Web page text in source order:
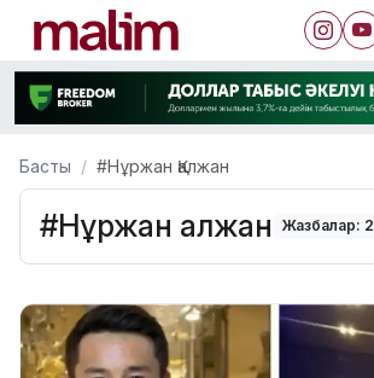
Басты #Нұржан Қалжан
#Нұржан Қалжан Жазбалар: 2